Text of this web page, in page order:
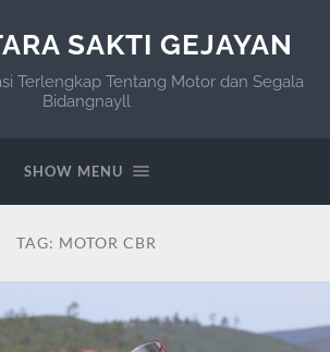
SAKTI GEJAYAN
Terlengkap Tentang Motor dan Segala
Bidangnayll
SHOW MENU
TAG: MOTOR CBR